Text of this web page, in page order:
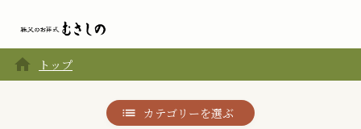
home トップ
カテゴリーを選ぶ